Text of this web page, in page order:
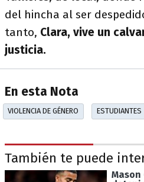
del hincha al ser
tanto, Clara, vive un
justicia.
En esta Nota
VIOLENCIA DE GÉNERO ESTUDIANTES
También te puede
Mason